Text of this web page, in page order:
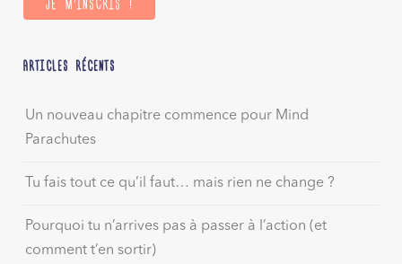
ARTICLES RÉCENTS
Un nouveau chapitre commence pour Mind
Parachutes
Tu fais tout ce qu’il faut… mais rien ne change ?
Pourquoi tu n’arrives pas à passer à l’action (et
comment t’en sortir)